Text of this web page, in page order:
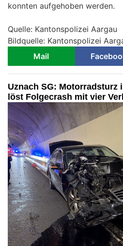
konnten aufgehoben werden.
Quelle: Kantonspolizei Aargau
Bildquelle: Kantonspolizei
Mail
Uznach SG: Motorradsturz
löst Folgecrash mit vier